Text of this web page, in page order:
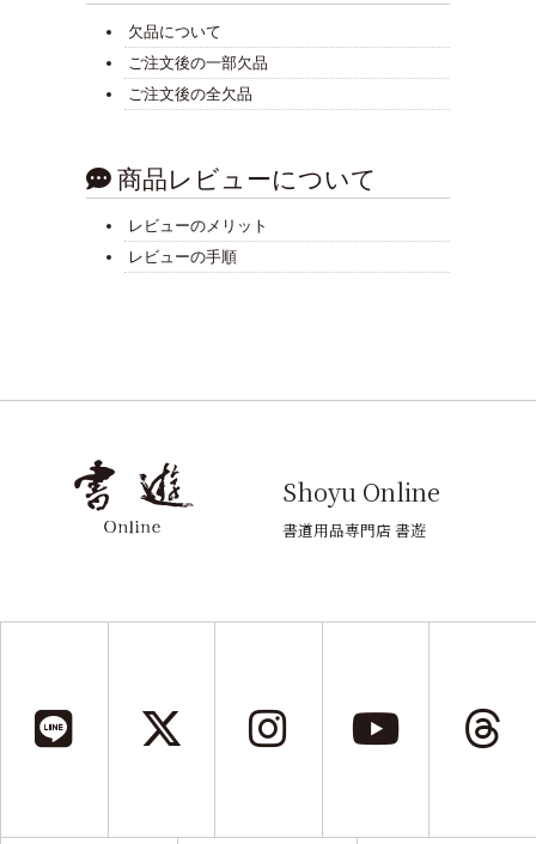
欠品について
ご注文後の一部欠品
ご注文後の全欠品
商品レビューについて
レビューのメリット
レビューの手順
Shoyu Online
書道用品専門店 書遊